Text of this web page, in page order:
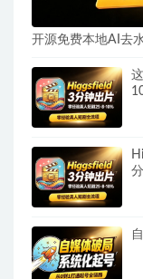
开源免费本地AI去